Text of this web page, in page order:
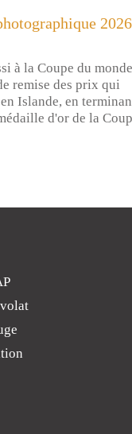
2026
à la Coupe du monde
remise des prix qui
Islande, en
d'or de la